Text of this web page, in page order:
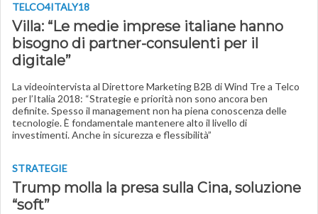
TELCO4ITALY18
Villa: “Le medie imprese italiane hanno
bisogno di partner-consulenti per il
digitale”
La videointervista al Direttore Marketing B2B di Wind Tre a Telco
per l’Italia 2018: “Strategie e priorità non sono ancora ben
definite. Spesso il management non ha piena conoscenza delle
tecnologie. È fondamentale mantenere alto il livello di
investimenti. Anche in sicurezza e flessibilità”
STRATEGIE
Trump molla la presa sulla Cina, soluzione
“soft”